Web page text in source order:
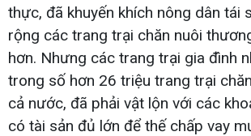
thực, đã khuyến khích nông dân tái
rộng các trang trại chăn nuôi
hơn. Nhưng các trang trại gia đình
trong số hơn 26 triệu trang trại
cả nước, đã phải vật lộn với các
có tài sản đủ lớn để thế chấp vay